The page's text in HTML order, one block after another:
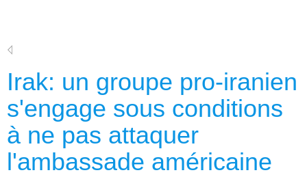
Irak: un groupe pro-iranien
s'engage sous conditions
à ne pas attaquer
l'ambassade américaine